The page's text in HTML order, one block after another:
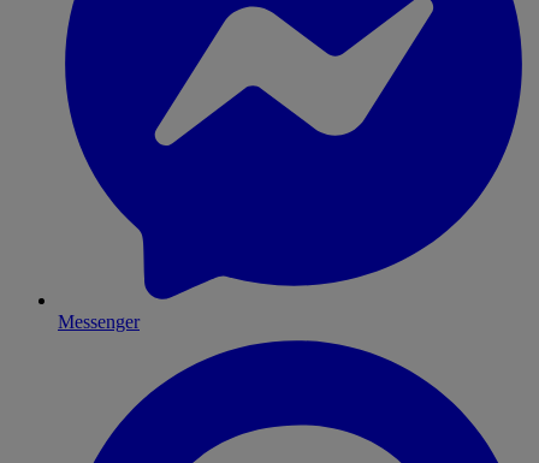
Messenger